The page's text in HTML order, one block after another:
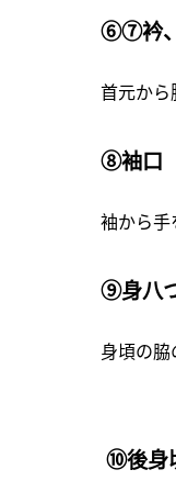
⑥⑦衿
首元から
⑧袖口
袖から手
⑨身八
身頃の脇
⑩後身